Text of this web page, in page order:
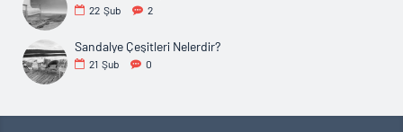
22 Şub 2
Sandalye Çeşitleri Nelerdir?
21 Şub 0